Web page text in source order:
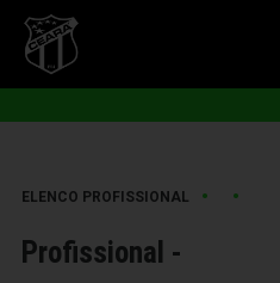
ELENCO PROFISSIONAL • •
Profissional -